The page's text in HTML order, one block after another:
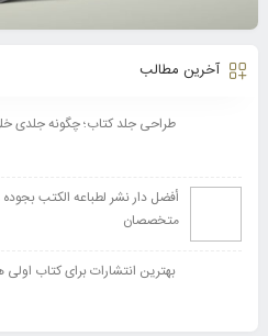
آخرین مطالب
طراحی جلد کتاب؛ چگونه جلدی
أفضل دار نشر لطباعه الکتب بجوده
متخصصان
بهترین انتشارات برای کتاب اولی